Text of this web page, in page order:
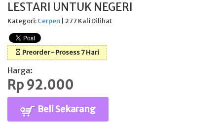
LESTARI UNTUK NEGERI
Kategori:Cerpen | 277 Kali Dilihat
Preorder - Prosess 7 Hari
Harga:
Rp 92.000
Beli Sekarang